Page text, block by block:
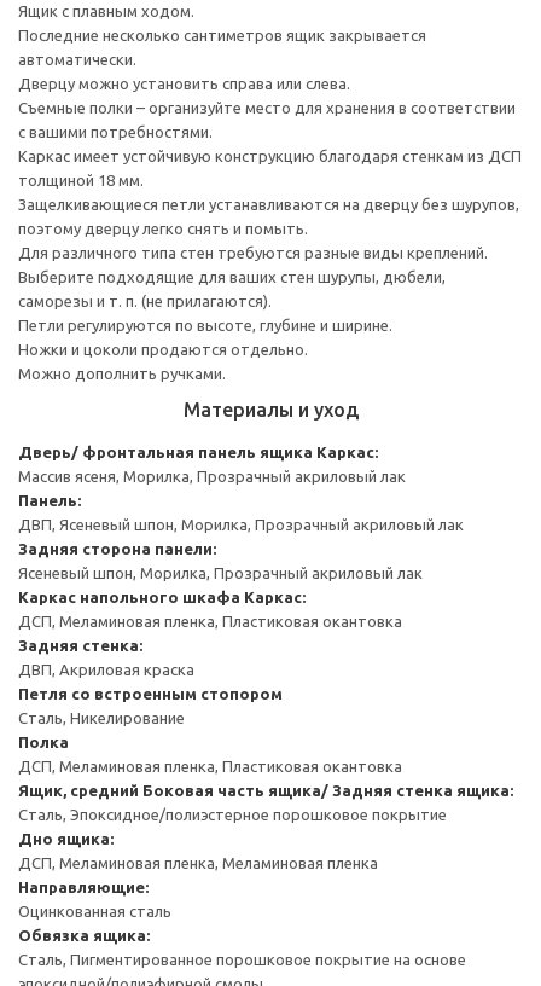
Ящик с плавным ходом.
Последние несколько сантиметров ящик закрывается
автоматически.
Дверцу можно установить справа или слева.
Съемные полки – организуйте место для хранения в соответствии
с вашими потребностями.
Каркас имеет устойчивую конструкцию благодаря стенкам из ДСП
толщиной 18 мм.
Защелкивающиеся петли устанавливаются на дверцу без шурупов,
поэтому дверцу легко снять и помыть.
Для различного типа стен требуются разные виды креплений.
Выберите подходящие для ваших стен шурупы, дюбели,
саморезы и т. п. (не прилагаются).
Петли регулируются по высоте, глубине и ширине.
Ножки и цоколи продаются отдельно.
Можно дополнить ручками.
Материалы и уход
Дверь/ фронтальная панель ящика Каркас:
Массив ясеня, Морилка, Прозрачный акриловый лак
Панель:
ДВП, Ясеневый шпон, Морилка, Прозрачный акриловый лак
Задняя сторона панели:
Ясеневый шпон, Морилка, Прозрачный акриловый лак
Каркас напольного шкафа Каркас:
ДСП, Меламиновая пленка, Пластиковая окантовка
Задняя стенка:
ДВП, Акриловая краска
Петля со встроенным стопором
Сталь, Никелирование
Полка
ДСП, Меламиновая пленка, Пластиковая окантовка
Ящик, средний Боковая часть ящика/ Задняя стенка ящика:
Сталь, Эпоксидное/полиэстерное порошковое покрытие
Дно ящика:
ДСП, Меламиновая пленка, Меламиновая пленка
Направляющие:
Оцинкованная сталь
Обвязка ящика:
Сталь, Пигментированное порошковое покрытие на основе